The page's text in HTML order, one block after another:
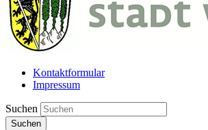
Kontaktformular
Impressum
Suchen
Suchen